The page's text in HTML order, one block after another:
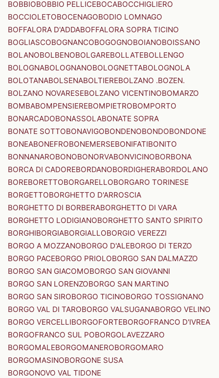
BOBBIOBOBBIO PELLICEBOCABOCCHIGLIERO
BOCCIOLETOBOCENAGOBODIO LOMNAGO
BOFFALORA D'ADDABOFFALORA SOPRA TICINO
BOGLIASCOBOGNANCOBOGOGNOBOIANOBOISSANO
BOLANOBOLBENOBOLGAREBOLLATEBOLLENGO
BOLOGNABOLOGNANOBOLOGNETTABOLOGNOLA
BOLOTANABOLSENABOLTIEREBOLZANO .BOZEN.
BOLZANO NOVARESEBOLZANO VICENTINOBOMARZO
BOMBABOMPENSIEREBOMPIETROBOMPORTO
BONARCADOBONASSOLABONATE SOPRA
BONATE SOTTOBONAVIGOBONDENOBONDOBONDONE
BONEABONEFROBONEMERSEBONIFATIBONITO
BONNANAROBONOBONORVABONVICINOBORBONA
BORCA DI CADOREBORDANOBORDIGHERABORDOLANO
BOREBORETTOBORGARELLOBORGARO TORINESE
BORGETTOBORGHETTO D'ARROSCIA
BORGHETTO DI BORBERABORGHETTO DI VARA
BORGHETTO LODIGIANOBORGHETTO SANTO SPIRITO
BORGHIBORGIABORGIALLOBORGIO VEREZZI
BORGO A MOZZANOBORGO D'ALEBORGO DI TERZO
BORGO PACEBORGO PRIOLOBORGO SAN DALMAZZO
BORGO SAN GIACOMOBORGO SAN GIOVANNI
BORGO SAN LORENZOBORGO SAN MARTINO
BORGO SAN SIROBORGO TICINOBORGO TOSSIGNANO
BORGO VAL DI TAROBORGO VALSUGANABORGO VELINO
BORGO VERCELLIBORGOFORTEBORGOFRANCO D'IVREA
BORGOFRANCO SUL POBORGOLAVEZZARO
BORGOMALEBORGOMANEROBORGOMARO
BORGOMASINOBORGONE SUSA
BORGONOVO VAL TIDONE